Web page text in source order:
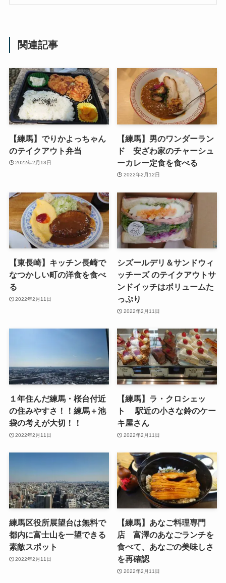
関連記事
【練馬】でりかよっちゃん
のテイクアウト弁当
2022年2月13日
【練馬】男のワンダーラン
ド 安ざわ家のチャーシュ
ーカレー定食を食べる
2022年2月12日
【東長崎】キッチン長崎で
なつかしい町の洋食を食べ
る
2022年2月11日
シズールデリ＆サンドウィ
ッチーズ のテイクアウトサ
ンドイッチはボリュームた
っぷり
2022年2月11日
１年住んだ練馬・桜台付近
の住みやすさ！！練馬＋池
袋の考えが大切！！
2022年2月11日
【練馬】ラ・クロシェッ
ト 駅近の小さな鈴のケー
キ屋さん
2022年2月11日
練馬区役所展望台は無料で
都内に富士山を一望できる
素敵スポット
2022年2月11日
【練馬】あなご料理専門
店 富澤のあなごランチを
食べて、あなごの美味しさ
を再確認
2022年2月11日